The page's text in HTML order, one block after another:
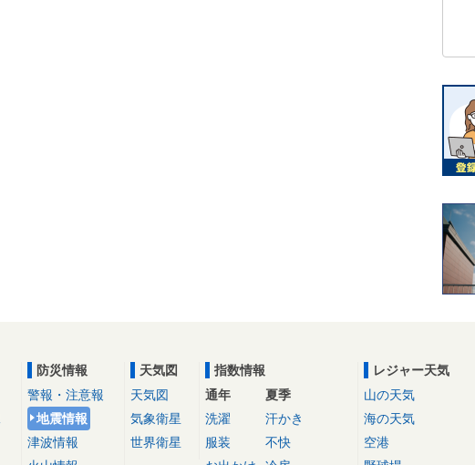
防災情報
警報・注意報
地震情報
津波情報
天気図
天気図
気象衛星
世界衛星
指数情報
通年
洗濯
服装
夏季
汗かき
不快
レジャー天気
山の天気
海の天気
空港